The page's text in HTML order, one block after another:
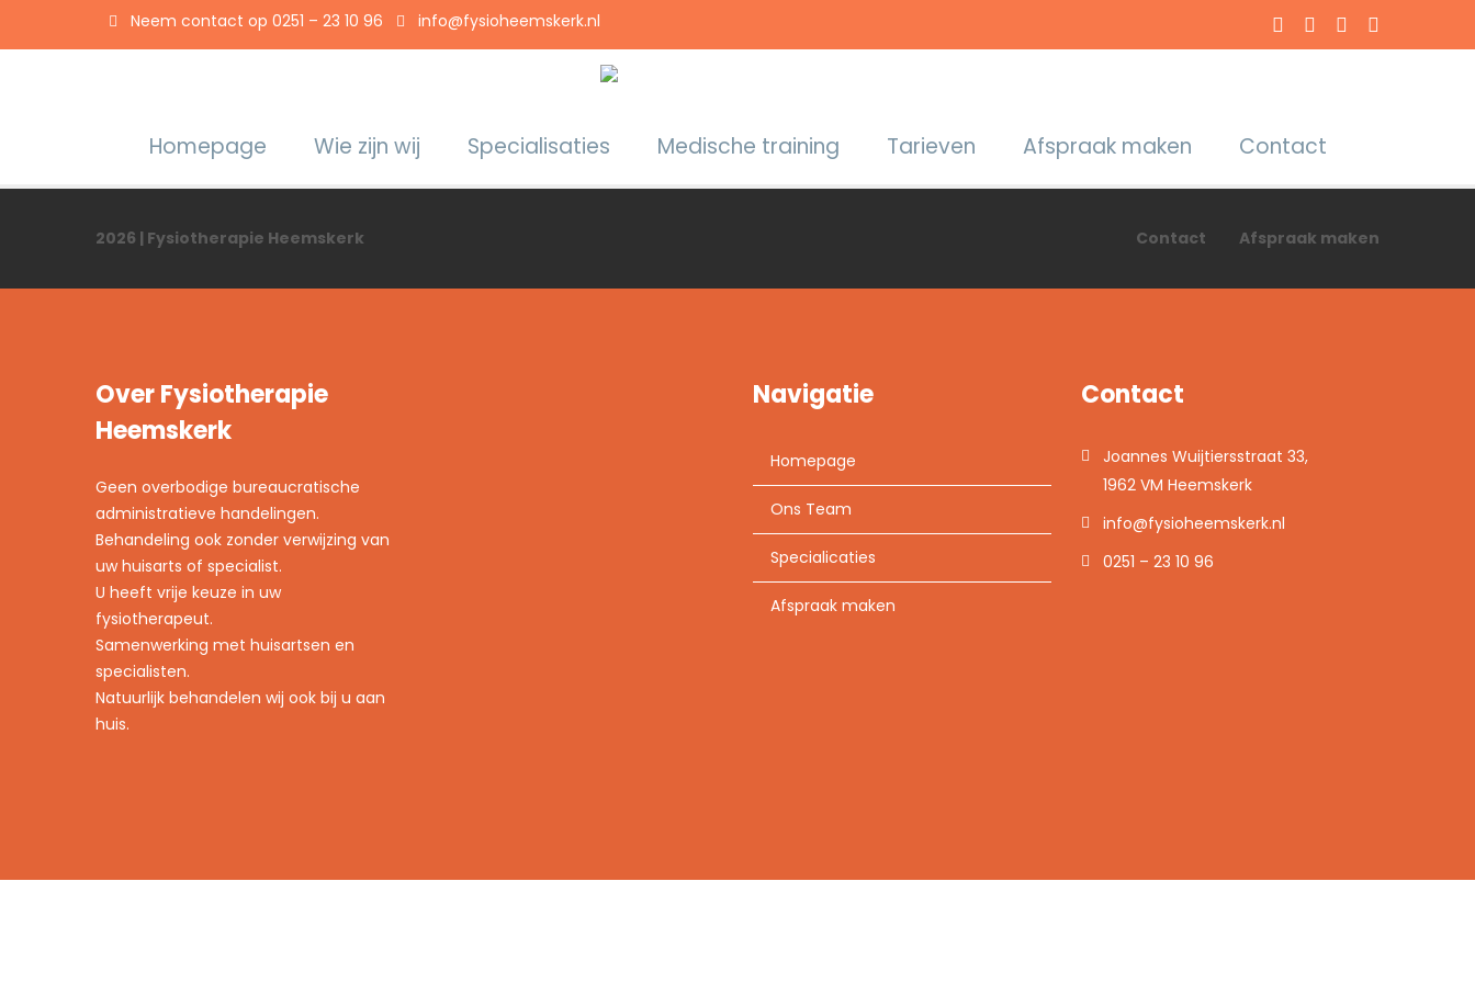
Neem contact op 0251 – 23 10 96 info@fysioheemskerk.nl
Homepage Wie zijn wij Specialisaties Medische training Tarieven Afspraak maken Contact
2026 | Fysiotherapie Heemskerk Contact Afspraak maken
Over Fysiotherapie
Heemskerk
Geen overbodige bureaucratische
administratieve handelingen.
Behandeling ook zonder verwijzing van
uw huisarts of specialist.
U heeft vrije keuze in uw
fysiotherapeut.
Samenwerking met huisartsen en
specialisten.
Natuurlijk behandelen wij ook bij u aan
huis.
Navigatie
Homepage
Ons Team
Specialicaties
Afspraak maken
Contact
Joannes Wuijtiersstraat 33,
1962 VM Heemskerk
info@fysioheemskerk.nl
0251 – 23 10 96